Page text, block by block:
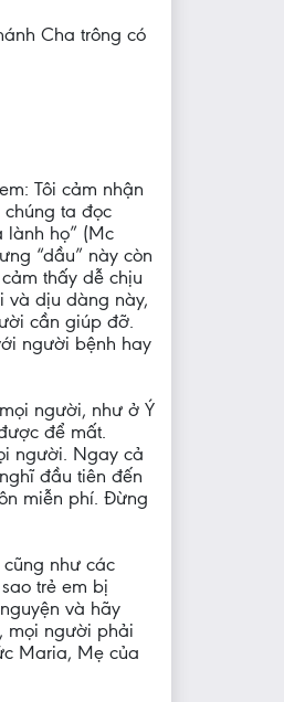
Cha trông có
Tôi cảm nhận
ta đọc
lành họ” (Mc
“dầu” này còn
thấy dễ chịu
và dịu dàng này,
cần giúp đỡ.
người bệnh hay
người, như ở Ý
để mất.
người. Ngay cả
đầu tiên đến
miễn phí. Đừng
như các
trẻ em bị
và hãy
mọi người phải
Maria, Mẹ của